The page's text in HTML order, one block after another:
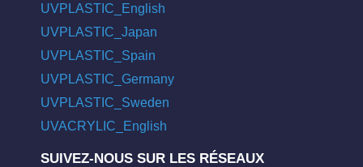
UVPLASTIC_English
UVPLASTIC_Japan
UVPLASTIC_Spain
UVPLASTIC_Germany
UVPLASTIC_Sweden
UVACRYLIC_English
SUIVEZ-NOUS SUR LES RÉSEAUX